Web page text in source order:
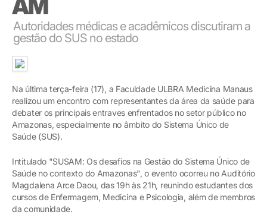
AM
Autoridades médicas e acadêmicos discutiram a
gestão do SUS no estado
Na última terça-feira (17), a Faculdade ULBRA Medicina Manaus
realizou um encontro com representantes da área da saúde para
debater os principais entraves enfrentados no setor público no
Amazonas, especialmente no âmbito do Sistema Único de
Saúde (SUS).
Intitulado "SUSAM: Os desafios na Gestão do Sistema Único de
Saúde no contexto do Amazonas", o evento ocorreu no Auditório
Magdalena Arce Daou, das 19h às 21h, reunindo estudantes dos
cursos de Enfermagem, Medicina e Psicologia, além de membros
da comunidade.